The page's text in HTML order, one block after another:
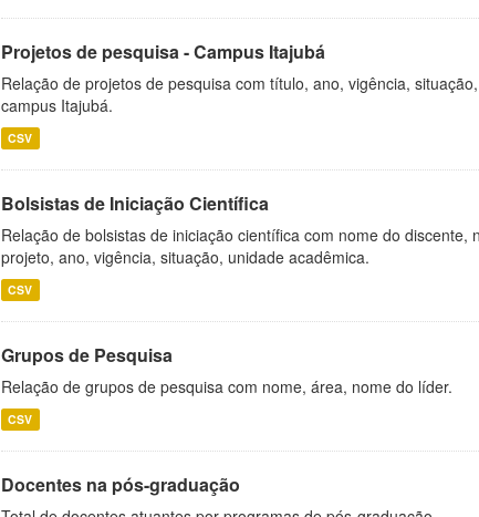
Projetos de pesquisa - Campus Itajubá
Relação de projetos de pesquisa com título, ano, vigência,
campus Itajubá.
CSV
Bolsistas de Iniciação Científica
Relação de bolsistas de iniciação científica com nome do
projeto, ano, vigência, situação, unidade acadêmica.
CSV
Grupos de Pesquisa
Relação de grupos de pesquisa com nome, área, nome do líder.
CSV
Docentes na pós-graduação